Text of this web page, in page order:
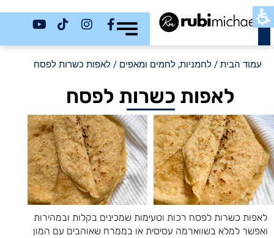
כשר
עמוד הבית / לחמניות, לחמים ומאפים / לאפות כשרות לפסח
לאפות כשרות לפסח
לאפות כשרות לפסח רכות וטעימות שמכינים בקלות ובמהירות
ואפשר למלא בשווארמה עסיסית או בממרח שאוהבים עם המון